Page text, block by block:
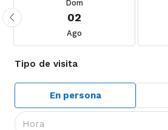
Dom
02
Ago
Tipo de visita
En persona
Hora